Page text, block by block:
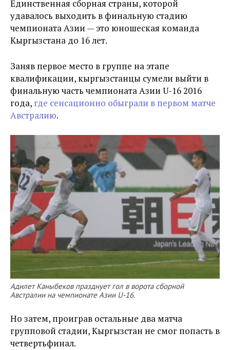
Единственная сборная страны, которой
удавалось выходить в финальную стадию
чемпионата Азии — это юношеская команда
Кыргызстана до 16 лет.
Заняв первое место в группе на этапе
квалификации, кыргызстанцы сумели выйти в
финальную часть чемпионата Азии U-16 2016
года, где сенсационно обыграли в первом матче
Австралию.
Адилет Каныбеков празднует гол в ворота сборной
Австралии на чемпионате Азии U-16.
Но затем, проиграв остальные два матча
групповой стадии, Кыргызстан не смог попасть в
четвертьфинал.